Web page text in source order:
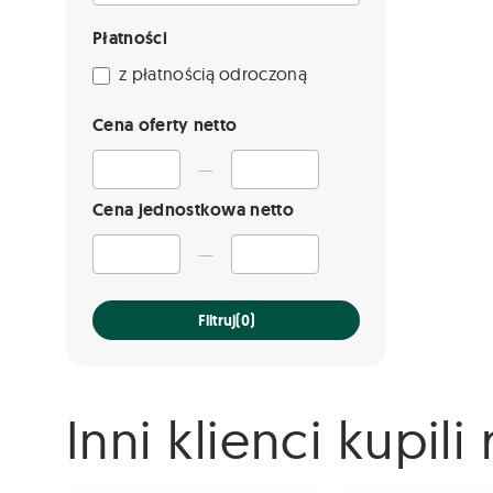
Płatności
z płatnością odroczoną
Cena oferty netto
—
Cena jednostkowa netto
—
Filtruj(0)
Inni klienci kupili